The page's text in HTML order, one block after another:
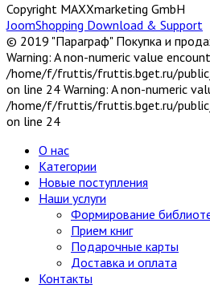
Copyright MAXXmarketing GmbH
JoomShopping Download & Support
© 2019 "Параграф" Покупка и
Warning: A non-numeric value
/home/f/fruttis/fruttis.bget.ru/
on line 24 Warning: A non-numeric
/home/f/fruttis/fruttis.bget.ru/
on line 24
О нас
Категории
Новые поступления
Наши услуги
Формирование
Прием книг
Подарочные карты
Доставка и оплата
Контакты